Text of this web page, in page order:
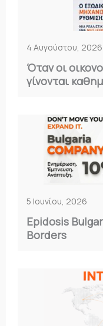
4 Αυγούστου, 2026
Όταν οι
γίνονται
5 Ιουνίου, 2026
Epidosis
Borders